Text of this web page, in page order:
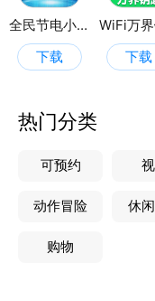
全民节电小助手
下载 下载
热门分类
可预约
动作冒险 休
购物